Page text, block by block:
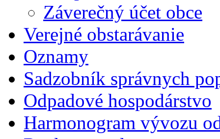
Záverečný účet obce
Verejné obstarávanie
Oznamy
Sadzobník správnych
Odpadové hospodárstvo
Harmonogram vývozu